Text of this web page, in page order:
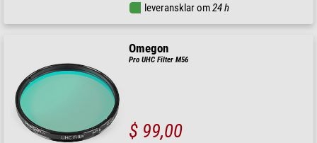
leveransklar om24 h
Omegon
Pro UHC Filter M56
$ 99,00